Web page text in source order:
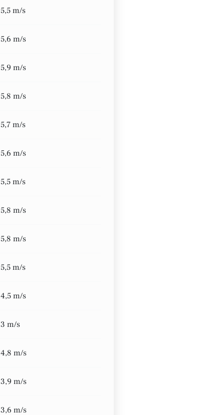
5,5 m/s
5,6 m/s
5,9 m/s
5,8 m/s
5,7 m/s
5,6 m/s
5,5 m/s
5,8 m/s
5,8 m/s
5,5 m/s
4,5 m/s
3 m/s
4,8 m/s
3,9 m/s
3,6 m/s